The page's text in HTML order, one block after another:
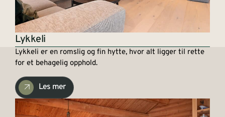
Lykkeli
Lykkeli er en romslig og fin hytte, hvor alt ligger til rette
for et behagelig opphold.
Les mer